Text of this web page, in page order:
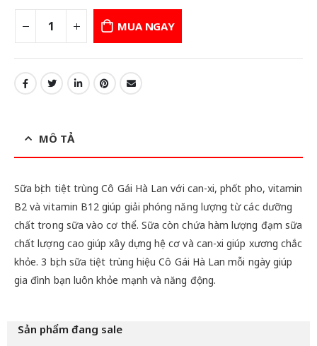
MUA NGAY
MÔ TẢ
Sữa bịch tiệt trùng Cô Gái Hà Lan với can-xi, phốt pho, vitamin
B2 và vitamin B12 giúp giải phóng năng lượng từ các dưỡng
chất trong sữa vào cơ thể. Sữa còn chứa hàm lượng đạm sữa
chất lượng cao giúp xây dựng hệ cơ và can-xi giúp xương chắc
khỏe. 3 bịch sữa tiệt trùng hiệu Cô Gái Hà Lan mỗi ngày giúp
gia đình bạn luôn khỏe mạnh và năng động.
Sản phẩm đang sale